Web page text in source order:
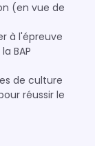
(en vue de
à l'épreuve
BAP
de culture
réussir le